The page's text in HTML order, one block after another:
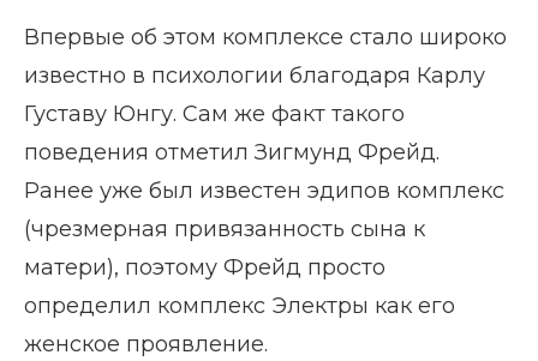
Впервые об этом комплексе стало широко
известно в психологии благодаря Карлу
Густаву Юнгу. Сам же факт такого
поведения отметил Зигмунд Фрейд.
Ранее уже был известен эдипов комплекс
(чрезмерная привязанность сына к
матери), поэтому Фрейд просто
определил комплекс Электры как его
женское проявление.